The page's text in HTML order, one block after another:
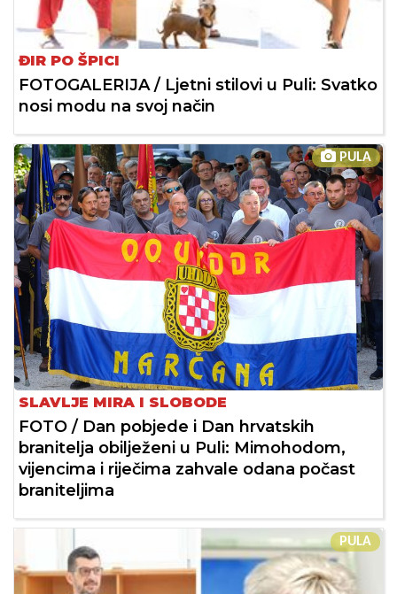
ĐIR PO ŠPICI
FOTOGALERIJA / Ljetni stilovi u Puli: Svatko
nosi modu na svoj način
PULA
SLAVLJE MIRA I SLOBODE
FOTO / Dan pobjede i Dan hrvatskih
branitelja obilježeni u Puli: Mimohodom,
vijencima i riječima zahvale odana počast
braniteljima
PULA